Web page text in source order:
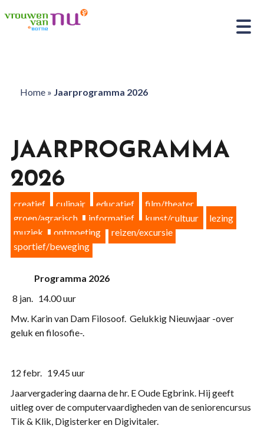
Home» Jaarprogramma 2026
JAARPROGRAMMA
2026
creatief culinair educatief
film/theater
groen/agrarisch
informatief kunst/cultuur
lezing
muziek
ontmoeting
reizen/excursie
sportief/beweging
Programma 2026
8 jan. 14.00 uur
Mw. Karin van Dam Filosoof. Gelukkig Nieuwjaar -over
geluk en filosofie-.
12 febr. 19.45 uur
Jaarvergadering daarna de hr. E Oude Egbrink. Hij geeft
uitleg over de computervaardigheden van de seniorencursus
Tik & Klik, Digisterker en Digivitaler.